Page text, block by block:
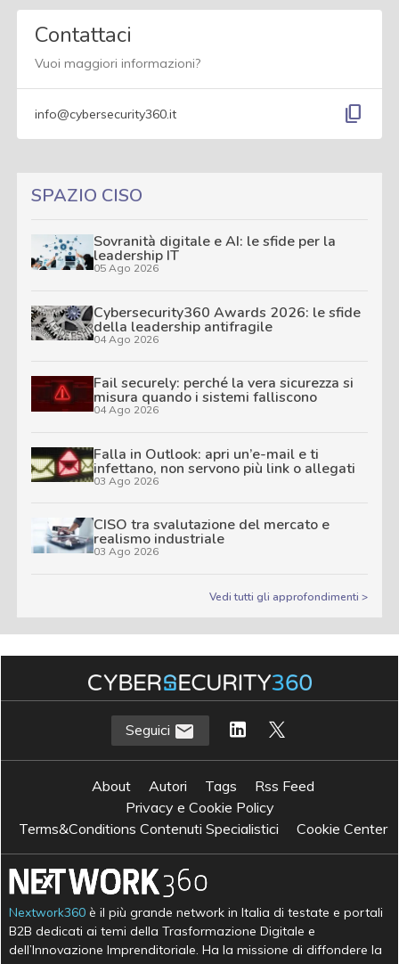
Contattaci
Vuoi maggiori informazioni?
info@cybersecurity360.it content_copy
SPAZIO CISO
Sovranità digitale e AI: le sfide per la
leadership IT
05 Ago 2026
Cybersecurity360 Awards 2026: le sfide
della leadership antifragile
04 Ago 2026
Fail securely: perché la vera sicurezza si
misura quando i sistemi falliscono
04 Ago 2026
Falla in Outlook: apri un’e-mail e ti
infettano, non servono più link o allegati
03 Ago 2026
CISO tra svalutazione del mercato e
realismo industriale
03 Ago 2026
Vedi tutti gli approfondimenti >
Seguici
About Autori Tags
Rss Feed
Privacy e Cookie Policy
Terms&Conditions Contenuti Specialistici
Cookie Center
Nextwork360 è il più grande network in Italia di testate e portali
B2B dedicati ai temi della Trasformazione Digitale e
dell’Innovazione Imprenditoriale. Ha la missione di diffondere la